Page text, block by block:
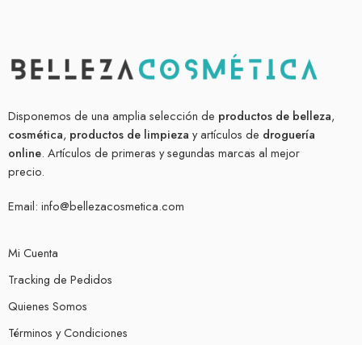
Disponemos de una amplia selección de productos de belleza,
cosmética, productos de limpieza y artículos de droguería
online. Artículos de primeras y segundas marcas al mejor
precio.
Email: info@bellezacosmetica.com
Mi Cuenta
Tracking de Pedidos
Quienes Somos
Términos y Condiciones